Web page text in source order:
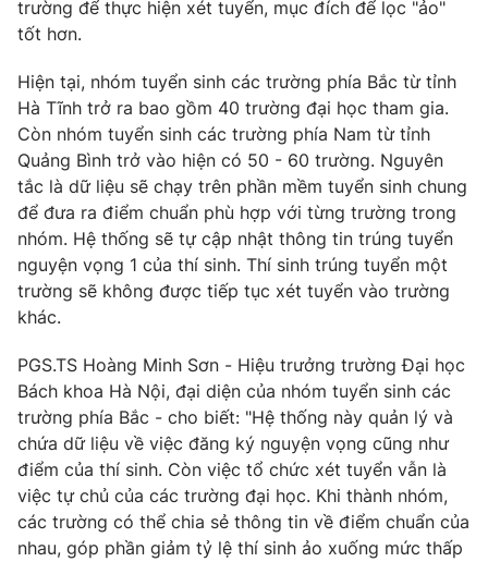
Học trực tuyến
Hitech Công nghệ tương lai
Sản phẩm
Thị trường
Tư vấn
Giao lưu trực tuyến
Lịch phát sóng
Chuyên mục khác
Emagazine Podcast
Photo Infographic
Video Shorts video
VTV Money VTV Thể thao
VTV Sức khoẻ Bất động sản
Thị trường 24h Tấm lòng Việt
trường để thực hiện xét tuyển, mục đích để lọc "ảo"
tốt hơn.
Hiện tại, nhóm tuyển sinh các trường phía Bắc từ tỉnh
Hà Tĩnh trở ra bao gồm 40 trường đại học tham gia.
Còn nhóm tuyển sinh các trường phía Nam từ tỉnh
Quảng Bình trở vào hiện có 50 - 60 trường. Nguyên
tắc là dữ liệu sẽ chạy trên phần mềm tuyển sinh chung
để đưa ra điểm chuẩn phù hợp với từng trường trong
nhóm. Hệ thống sẽ tự cập nhật thông tin trúng tuyển
nguyện vọng 1 của thí sinh. Thí sinh trúng tuyển một
trường sẽ không được tiếp tục xét tuyển vào trường
khác.
PGS.TS Hoàng Minh Sơn - Hiệu trưởng trường Đại học
Bách khoa Hà Nội, đại diện của nhóm tuyển sinh các
trường phía Bắc - cho biết: "Hệ thống này quản lý và
chứa dữ liệu về việc đăng ký nguyện vọng cũng như
điểm của thí sinh. Còn việc tổ chức xét tuyển vẫn là
việc tự chủ của các trường đại học. Khi thành nhóm,
các trường có thể chia sẻ thông tin về điểm chuẩn của
nhau, góp phần giảm tỷ lệ thí sinh ảo xuống mức thấp